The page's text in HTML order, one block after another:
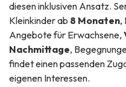
diesen inklusiven Ansatz.
Kleinkinder ab 8 Monaten,
Angebote für Erwachsene,
Nachmittage,
findet einen passenden
eigenen Interessen.